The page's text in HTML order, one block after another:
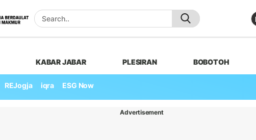
KABAR JABAR PLESIRAN BOBOTOH
REJogja iqra ESG Now
Advertisement